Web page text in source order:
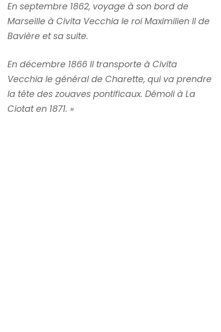
En septembre 1862, voyage à son bord de
Marseille à Civita Vecchia le roi Maximilien II de
Bavière et sa suite.
En décembre 1866 Il transporte à Civita
Vecchia le général de Charette, qui va prendre
la tête des zouaves pontificaux. Démoli à La
Ciotat en 1871. »